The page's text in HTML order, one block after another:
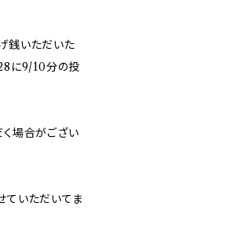
銭いただいた
に9/10分の投
場合がござい
ていただいてま